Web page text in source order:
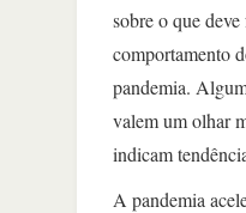
sobre o que
comportamento
pandemia.
valem um olhar
indicam
A pandemia